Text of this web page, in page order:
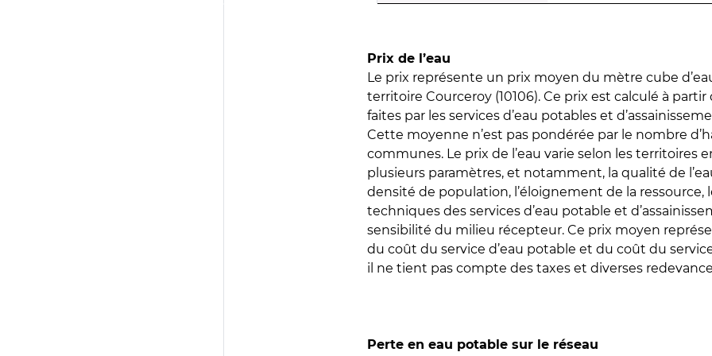
Prix de l’eau
Le prix représente un prix moyen du mètre cube
territoire Courceroy (10106). Ce prix est calculé à
faites par les services d’eau potables et
Cette moyenne n’est pas pondérée par le nombre
communes. Le prix de l’eau varie selon les territoires
plusieurs paramètres, et notamment, la qualité de
densité de population, l’éloignement de la ressource,
techniques des services d’eau potable et
sensibilité du milieu récepteur. Ce prix moyen
du coût du service d’eau potable et du coût du
il ne tient pas compte des taxes et diverses
Perte en eau potable sur le réseau